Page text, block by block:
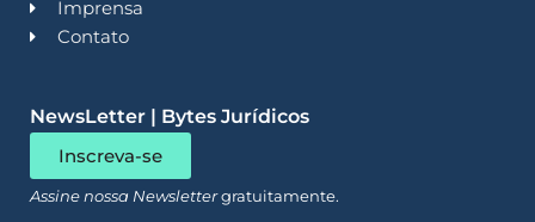
Imprensa
Contato
NewsLetter | Bytes Jurídicos
Inscreva-se
Assine nossa Newslettergratuitamente.